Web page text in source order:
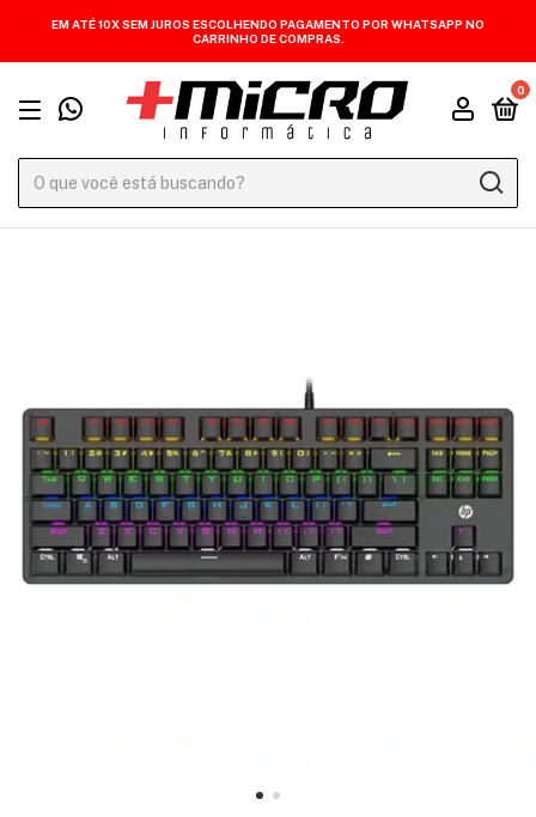
EM ATÉ 10X SEM JUROS ESCOLHENDO PAGAMENTO POR WHATSAPP NO
CARRINHO DE COMPRAS.
0